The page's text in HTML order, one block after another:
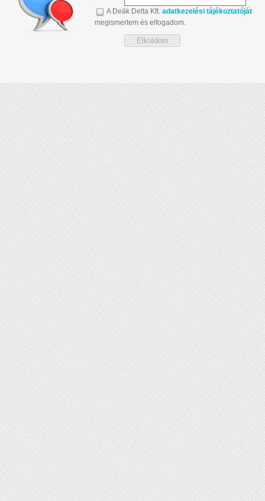
A Deák Delta Kft. adatkezelési tájékoztatóját
megismertem és elfogadom.